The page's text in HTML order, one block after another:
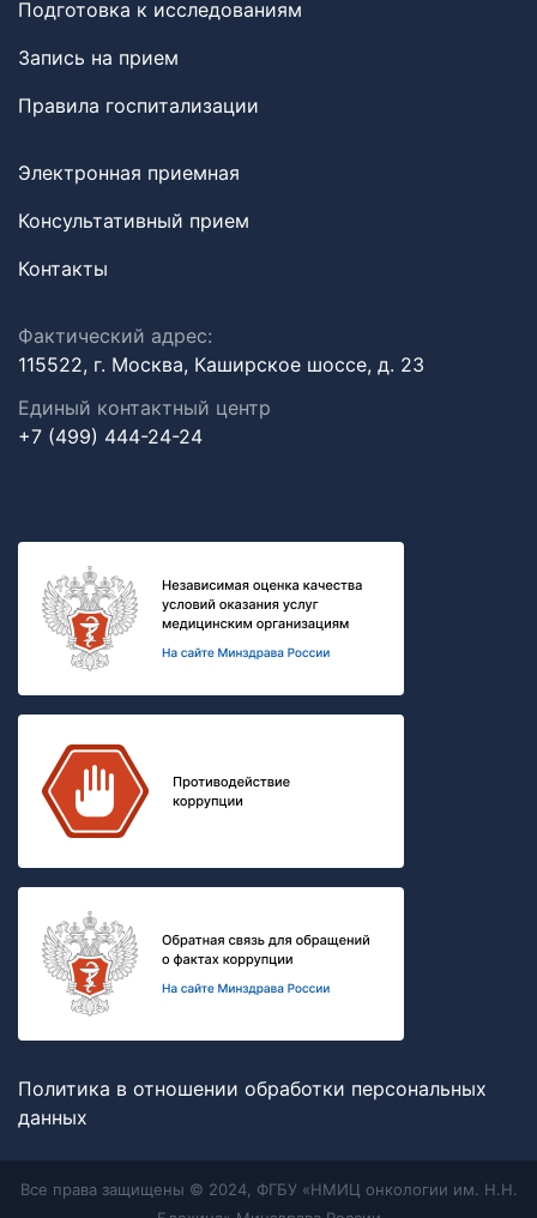
Подготовка к исследованиям
Запись на прием
Правила госпитализации
Электронная приемная
Консультативный прием
Контакты
Фактический адрес:
115522, г. Москва, Каширское шоссе, д. 23
Единый контактный центр
+7 (499) 444-24-24
Политика в отношении обработки персональных
данных
Все права защищены © 2024, ФГБУ «НМИЦ онкологии им. Н.Н.